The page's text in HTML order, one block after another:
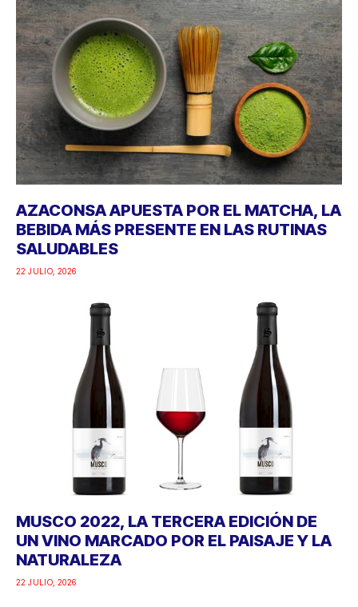
AZACONSA APUESTA POR EL MATCHA, LA
BEBIDA MÁS PRESENTE EN LAS RUTINAS
SALUDABLES
22 JULIO, 2026
MUSCO 2022, LA TERCERA EDICIÓN DE
UN VINO MARCADO POR EL PAISAJE Y LA
NATURALEZA
22 JULIO, 2026